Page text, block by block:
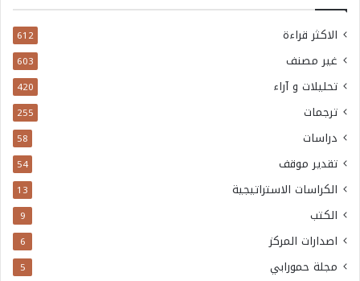
الاكثر قراءة 612
غير مصنف 603
تحليلات و آراء 420
ترجمات 255
دراسات 58
تقدير موقف 54
الكراسات الاستراتيجية 13
الكتب 9
اصدارات المركز 6
مجلة حمورابي 5